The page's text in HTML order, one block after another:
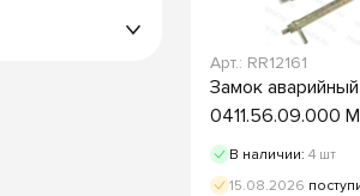
Арт.: RR12161
Замок
0411.56.09.000
В наличии: 4 шт
15.08.2026